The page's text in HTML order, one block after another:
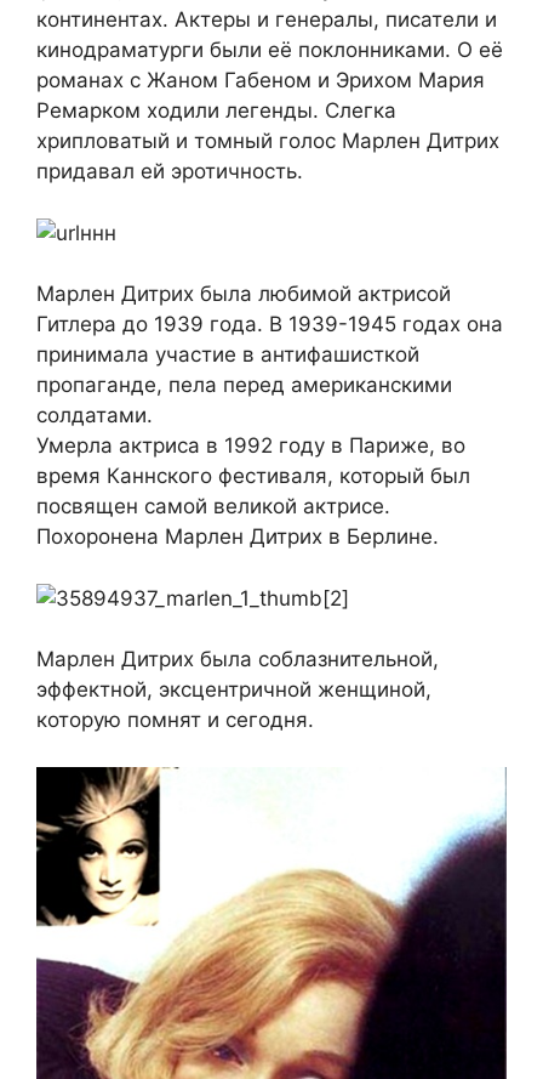
континентах. Актеры и генералы, писатели и
кинодраматурги были её поклонниками. О её
романах с Жаном Габеном и Эрихом Мария
Ремарком ходили легенды. Слегка
хрипловатый и томный голос Марлен Дитрих
придавал ей эротичность.
Марлен Дитрих была любимой актрисой
Гитлера до 1939 года. В 1939-1945 годах она
принимала участие в антифашисткой
пропаганде, пела перед американскими
солдатами.
Умерла актриса в 1992 году в Париже, во
время Каннского фестиваля, который был
посвящен самой великой актрисе.
Похоронена Марлен Дитрих в Берлине.
Марлен Дитрих была соблазнительной,
эффектной, эксцентричной женщиной,
которую помнят и сегодня.